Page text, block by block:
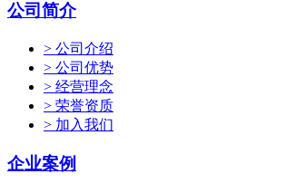
公司简介
> 公司介绍
> 公司优势
> 经营理念
> 荣誉资质
> 加入我们
企业案例